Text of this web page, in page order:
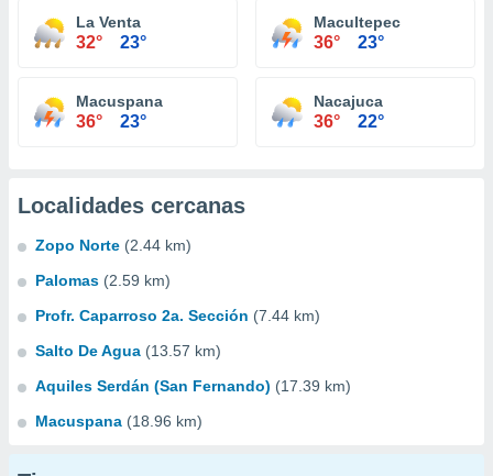
La Venta
32° 23°
Macultepec
36° 23°
Macuspana
36° 23°
Nacajuca
36° 22°
Localidades cercanas
Zopo Norte (2.44 km)
Palomas (2.59 km)
Profr. Caparroso 2a. Sección (7.44 km)
Salto De Agua (13.57 km)
Aquiles Serdán (San Fernando) (17.39 km)
Macuspana (18.96 km)